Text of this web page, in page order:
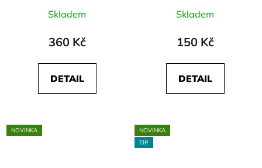
Skladem
360 Kč
DETAIL
Skladem
150 Kč
DETAIL
NOVINKA
NOVINKA
TIP